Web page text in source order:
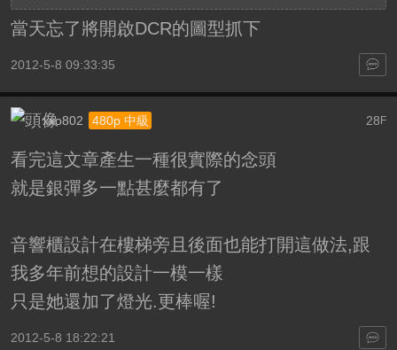
當天忘了將開啟DCR的圖型抓下
2012-5-8 09:33:35
28 F
xxo802 480p 中級
看完這文章產生一種很實際的念頭
就是銀彈多一點甚麼都有了
音響櫃設計在樓梯旁且後面也能打開這做法,跟
我多年前想的設計一模一樣
只是她還加了燈光.更棒喔!
2012-5-8 18:22:21